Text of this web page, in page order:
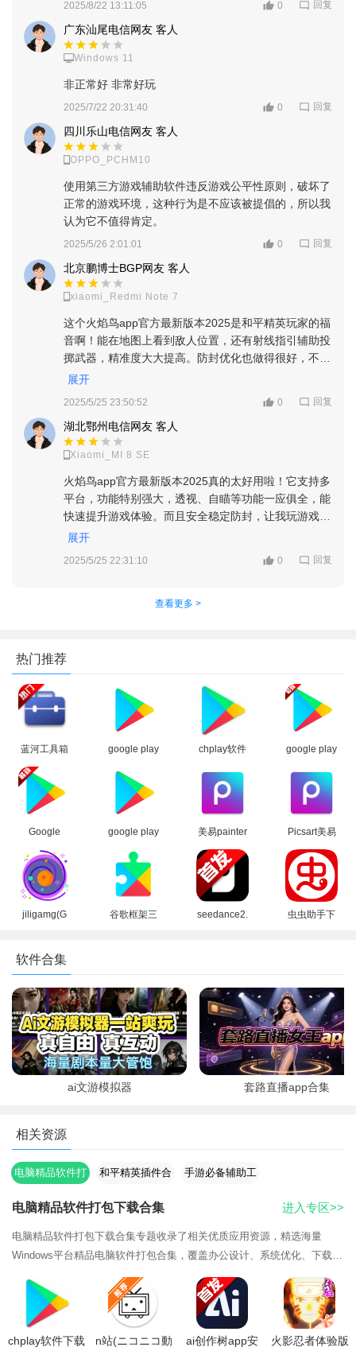
4、进入主页后可以看到完整的功能页面
5、大家可以根据需求开启相关功能
2025/8/22 13:11:05 0 回复
广东汕尾电信网友 客人
Windows 11
非正常好 非常好玩
2025/7/22 20:31:40 0 回复
四川乐山电信网友 客人
OPPO_PCHM10
使用第三方游戏辅助软件违反游戏公平性原则，破坏了
正常的游戏环境，这种行为是不应该被提倡的，所以我
认为它不值得肯定。
2025/5/26 2:01:01 0 回复
北京鹏博士BGP网友 客人
xiaomi_Redmi Note 7
这个火焰鸟app官方最新版本2025是和平精英玩家的福
音啊！能在地图上看到敌人位置，还有射线指引辅助投
掷武器，精准度大大提高。防封优化也做得很好，不用
担心被封号。功能丰富还能一键开启，用起来超顺手，
展开
2025/5/25 23:50:52 0 回复
湖北鄂州电信网友 客人
Xiaomi_MI 8 SE
火焰鸟app官方最新版本2025真的太好用啦！它支持多
平台，功能特别强大，透视、自瞄等功能一应俱全，能
快速提升游戏体验。而且安全稳定防封，让我玩游戏没
有后顾之忧。按照步骤操作也很简单，轻松就能开启各
展开
2025/5/25 22:31:10 0 回复
查看更多 >
热门推荐
蓝河工具箱
官方下载
2026最新版
google play
方版
chplay软件
apk(Google
Play 商店)
google play
方安卓版
Google
Play 谷歌商
店paypal下
载最新安卓
版
google play
app最新版
本2026
美易painter
软件下载官
方正版
(Picsart)
Picsart美易
正版下载免
费版中文版
jiligamg(G
版2025
谷歌框架三
ay服务）
seedance2.
虫虫助手下
软件合集
ai文游模拟器 套路直播app合集
相关资源
电脑精品软件打
和平精英插件合
手游必备辅助工
电脑精品软件打包下载合集
电脑精品软件打包下载合集专题收录了相关优质应用资源，精选海量
Windows平台精品电脑软件打包合集，覆盖办公设计、系统优化、下载解
压等分类，全部去除捆绑广告，提供网盘打包直链下载，附带详细安装步
骤与常见问题修复方案，新电脑重装系统一键配齐常用工具。持续更新最
新版本，欢迎下载体验。
进入专区>>
chplay软件下载
n站(ニコニコ動
ai创作树app安
火影忍者体验版